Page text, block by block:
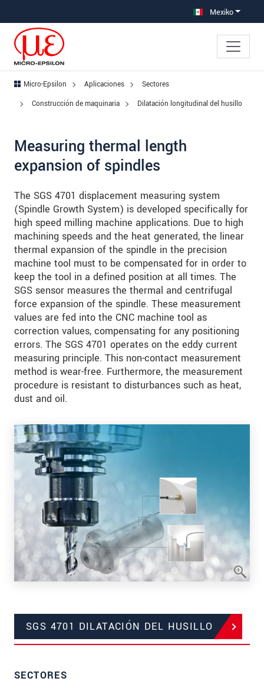
Saltar directamente a la navegación principal Mexiko
Micro-Epsilon Aplicaciones
Sectores
Construcción de maquinaria
Dilatación longitudinal del husillo
Measuring thermal length
expansion of spindles
The SGS 4701 displacement measuring system
(Spindle Growth System) is developed specifically for
high speed milling machine applications. Due to high
machining speeds and the heat generated, the linear
thermal expansion of the spindle in the precision
machine tool must to be compensated for in order to
keep the tool in a defined position at all times. The
SGS sensor measures the thermal and centrifugal
force expansion of the spindle. These measurement
values are fed into the CNC machine tool as
correction values, compensating for any positioning
errors. The SGS 4701 operates on the eddy current
measuring principle. This non-contact measurement
method is wear-free. Furthermore, the measurement
procedure is resistant to disturbances such as heat,
dust and oil.
SGS 4701 DILATACIÓN DEL HUSILLO
SECTORES